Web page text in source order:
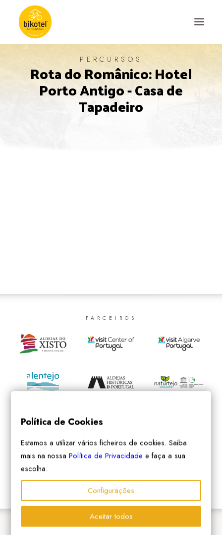
SOBRE NÓS
DESTINOS
PERCURSOS
Rota do Românico: Hotel
Porto Antigo - Casa de
Tapadeiro
PARCEIROS
Política de Cookies
Estamos a utilizar vários ficheiros de cookies. Saiba
mais na nossaPolítica de Privacidade e faça a sua
escolha.
Configurações
Aceitar todos